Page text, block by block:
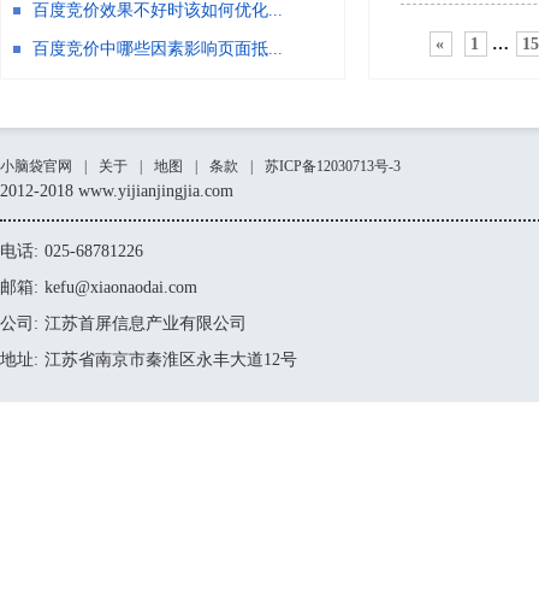
« 1 …
百度竞价效果不好时该如何优化...
百度竞价中哪些因素影响页面抵...
小脑袋官网 关于 地图 条款 苏ICP备12030713号-3
2012-2018 www.yijianjingjia.com
电话: 025-68781226
邮箱: kefu@xiaonaodai.com
公司: 江苏首屏信息产业有限公司
地址: 江苏省南京市秦淮区永丰大道12号